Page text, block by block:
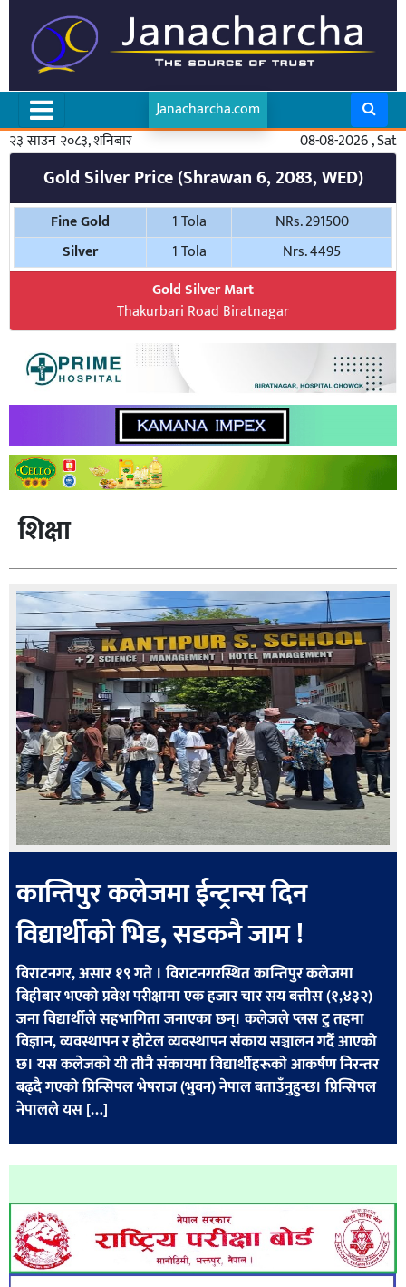
Janacharcha.com
२३ साउन २०८३, शनिबार
08-08-2026 , Sat
Gold Silver Price (Shrawan 6, 2083, WED)
Fine Gold 1 Tola
NRs. 291500
Silver
1 Tola
Nrs. 4495
Gold Silver Mart
Thakurbari Road Biratnagar
शिक्षा
कान्तिपुर कलेजमा ईन्ट्रान्स दिन
विद्यार्थीकाे भिड, सडकनै जाम !
विराटनगर, असार १९ गते । विराटनगरस्थित कान्तिपुर कलेजमा
बिहीबार भएको प्रवेश परीक्षामा एक हजार चार सय बत्तीस (१,४३२)
जना विद्यार्थीले सहभागिता जनाएका छन्। कलेजले प्लस टु तहमा
विज्ञान, व्यवस्थापन र होटेल व्यवस्थापन संकाय सञ्चालन गर्दै आएको
छ। यस कलेजकाे यी तीनै संकायमा विद्यार्थीहरूको आकर्षण निरन्तर
बढ्दै गएको प्रिन्सिपल भेषराज (भुवन) नेपाल बताउँनुहुन्छ। प्रिन्सिपल
नेपालले यस […]